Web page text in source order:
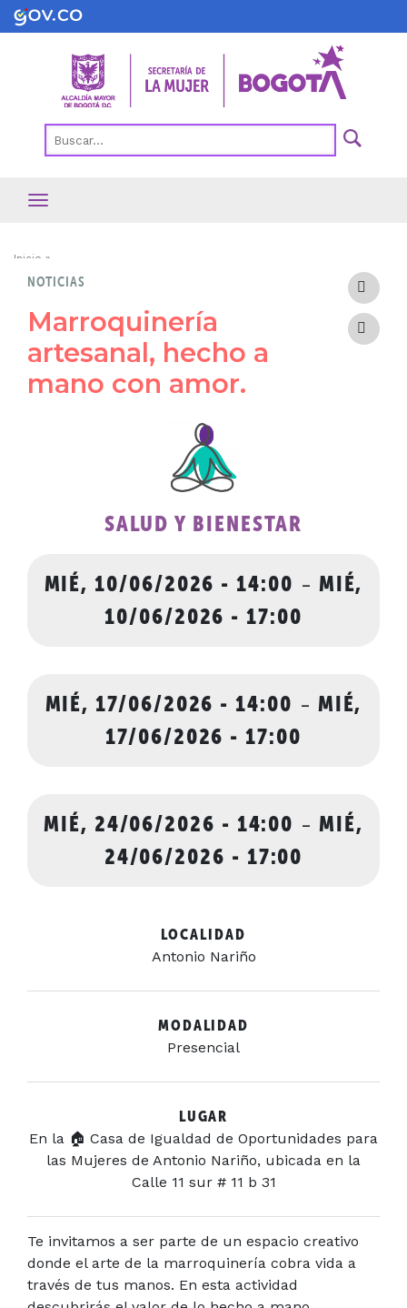
Pasar
al
Ruta
de
navegación
Inicio
NOTICIAS
Marroquinería
artesanal, hecho a
mano con amor.
SALUD Y BIENESTAR
MIÉ, 10/06/2026 - 14:00 - MIÉ,
10/06/2026 - 17:00
MIÉ, 17/06/2026 - 14:00 - MIÉ,
17/06/2026 - 17:00
MIÉ, 24/06/2026 - 14:00 -MIÉ,
24/06/2026 - 17:00
LOCALIDAD
Antonio Nariño
MODALIDAD
Presencial
LUGAR
En la 🏠 Casa de Igualdad de Oportunidades para
las Mujeres de Antonio Nariño, ubicada en la
Calle 11 sur # 11 b 31
Te invitamos a ser parte de un espacio creativo
donde el arte de la marroquinería cobra vida a
través de tus manos. En esta actividad